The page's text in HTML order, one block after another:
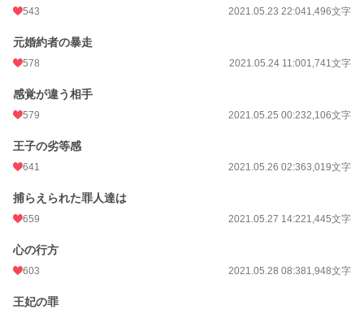
543 2021.05.23 22:041,496文字
元婚約者の暴走
578 2021.05.24 11:001,741文字
感覚が違う相手
579 2021.05.25 00:232,106文字
王子の劣等感
641 2021.05.26 02:363,019文字
捕らえられた罪人達は
659 2021.05.27 14:221,445文字
心の行方
603 2021.05.28 08:381,948文字
王妃の罪